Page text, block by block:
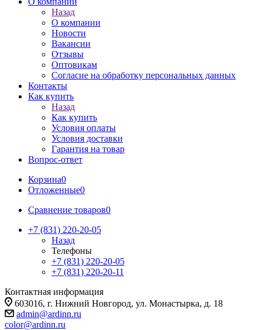
Назад
О компании
Новости
Вакансии
Отзывы
Оптовикам
Cогласие на обработку персональных данных
Контакты
Как купить
Назад
Как купить
Условия оплаты
Условия доставки
Гарантия на товар
Вопрос-ответ
Корзина0
Отложенные0
Сравнение товаров0
+7 (831) 220-20-05
Назад
Телефоны
+7 (831) 220-20-05
+7 (831) 220-20-11
Контактная информация
603016, г. Нижний Новгород, ул. Монастырка, д. 18
admin@ardinn.ru
color@ardinn.ru